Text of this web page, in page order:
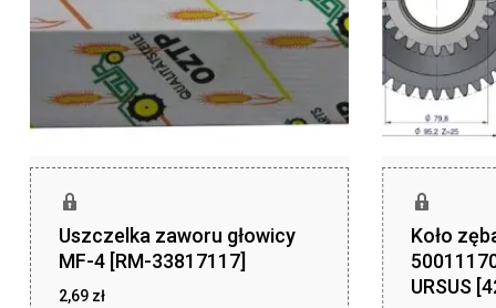
Uszczelka zaworu głowicy
MF-4 [RM-33817117]
2,69 zł
Koło
URSUS